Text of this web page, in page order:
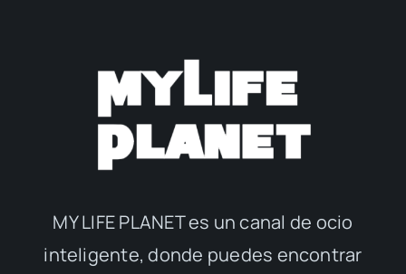
MY LIFE PLANET es un canal de ocio
inteligente, donde puedes encontrar